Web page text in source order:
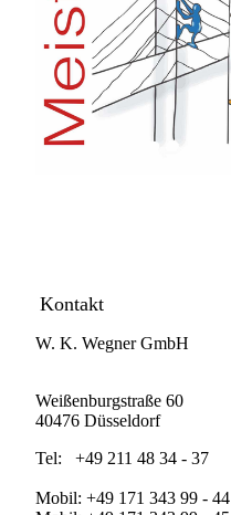
Kontakt
W. K. Wegner GmbH
Weißenburgstraße 60
40476 Düsseldorf
Tel: +49 211 48 34 - 37
Mobil: +49 171 343 99 - 44